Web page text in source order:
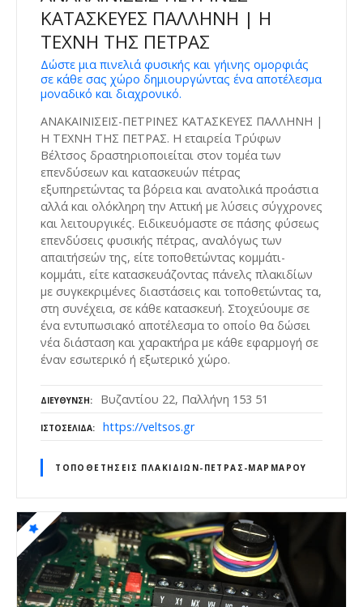
ΚΑΤΑΣΚΕΥΕΣ ΠΑΛΛΗΝΗ | Η
ΤΕΧΝΗ ΤΗΣ ΠΕΤΡΑΣ
Δώστε μια πινελιά φυσικής και γήινης ομορφιάς
σε κάθε σας χώρο δημιουργώντας ένα αποτέλεσμα
μοναδικό και διαχρονικό.
ΑΝΑΚΑΙΝΙΣΕΙΣ-ΠΕΤΡΙΝΕΣ ΚΑΤΑΣΚΕΥΕΣ ΠΑΛΛΗΝΗ |
Η ΤΕΧΝΗ ΤΗΣ ΠΕΤΡΑΣ. Η εταιρεία Τρύφων
Βέλτσος δραστηριοποιείται στον τομέα των
επενδύσεων και κατασκευών πέτρας
εξυπηρετώντας τα βόρεια και ανατολικά προάστια
αλλά και ολόκληρη την Αττική με λύσεις σύγχρονες
και λειτουργικές. Ειδικευόμαστε σε πάσης φύσεως
επενδύσεις φυσικής πέτρας, αναλόγως των
απαιτήσεών της, είτε τοποθετώντας κομμάτι-
κομμάτι, είτε κατασκευάζοντας πάνελς πλακιδίων
με συγκεκριμένες διαστάσεις και τοποθετώντας τα,
στη συνέχεια, σε κάθε κατασκευή. Στοχεύουμε σε
ένα εντυπωσιακό αποτέλεσμα το οποίο θα δώσει
νέα διάσταση και χαρακτήρα με κάθε εφαρμογή σε
έναν εσωτερικό ή εξωτερικό χώρο.
ΔΙΕΎΘΥΝΣΗ Βυζαντίου 22, Παλλήνη 153 51
ΙΣΤΟΣΕΛΊΔΑ https://veltsos.gr
ΤΟΠΟΘΕΤΉΣΕΙΣ ΠΛΑΚΙΔΊΩΝ-ΠΈΤΡΑΣ-ΜΆΡΜΑΡΟΥ